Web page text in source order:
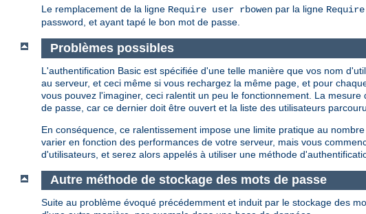
Le remplacement de la ligne Require user rbowen par la ligne
password, et ayant tapé le bon mot de passe.
Problèmes possibles
L'authentification Basic est spécifiée d'une telle manière que vos nom
au serveur, et ceci même si vous rechargez la même page, et pour
vous pouvez l'imaginer, ceci ralentit un peu le fonctionnement. La
de passe, car ce dernier doit être ouvert et la liste des utilisateurs
En conséquence, ce ralentissement impose une limite pratique au
varier en fonction des performances de votre serveur, mais vous
d'utilisateurs, et serez alors appelés à utiliser une méthode
Autre méthode de stockage des mots de passe
Suite au problème évoqué précédemment et induit par le stockage des